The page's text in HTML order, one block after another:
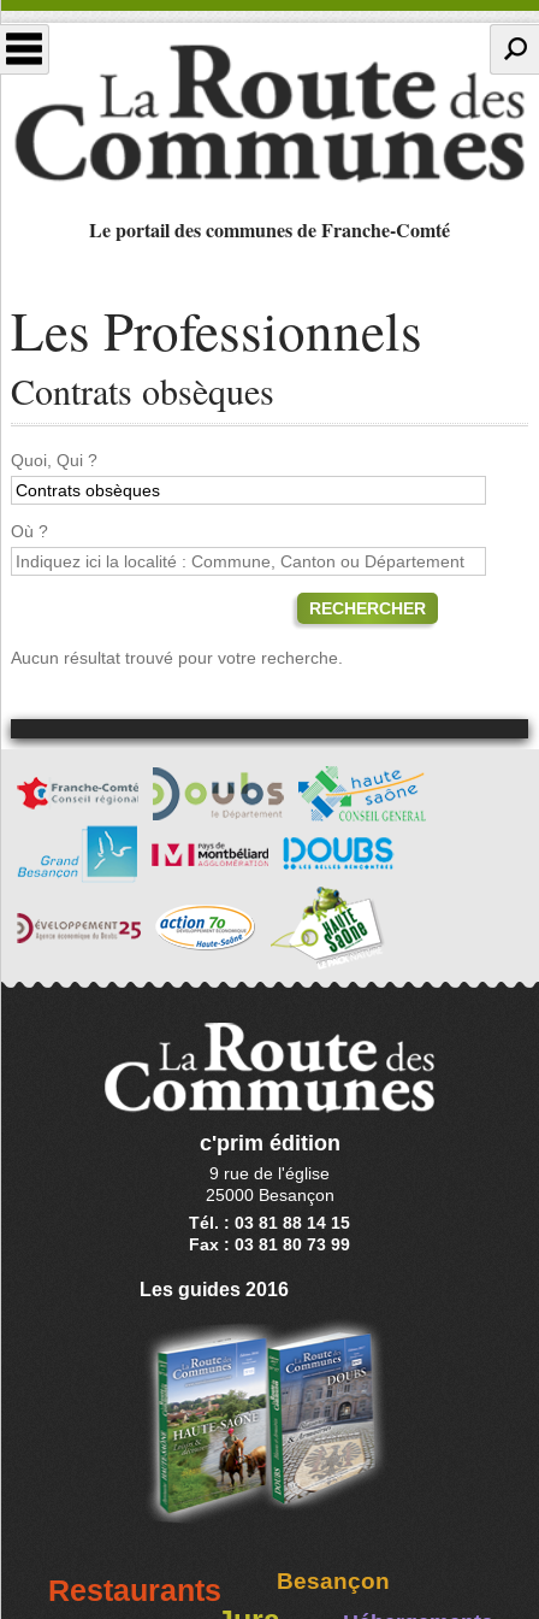
Le portail des communes de Franche-Comté
Les Professionnels
Contrats obsèques
Quoi, Qui ?
Où ?
RECHERCHER
Aucun résultat trouvé pour votre recherche.
c'prim édition
9 rue de l'église
25000 Besançon
Tél. : 03 81 88 14 15
Fax : 03 81 80 73 99
Les guides 2016
Restaurants Besançon